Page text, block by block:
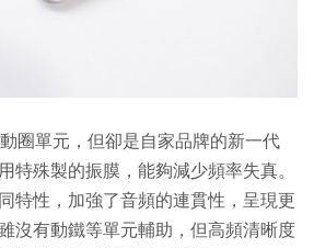
圈單元，但卻是自家品牌的新一代
特殊製的振膜，能夠減少頻率失真。
特性，加強了音頻的連貫性，呈現更
沒有動鐵等單元輔助，但高頻清晰度